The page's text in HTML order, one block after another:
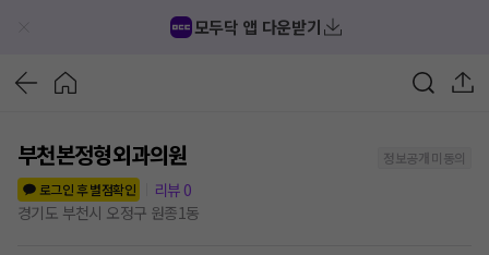
모두닥 앱 다운받기
부천본정형외과의원
정보공개 미동의
로그인 후 별점확인
리뷰 0
경기도 부천시 오정구 원종1동